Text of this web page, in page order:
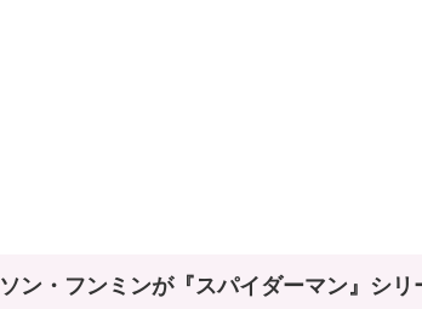
ソン・フンミンが『スパイダーマン』シ